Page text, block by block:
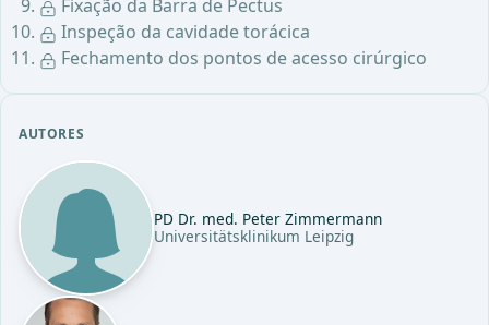
Fixação da Barra de Pectus
Inspeção da cavidade torácica
Fechamento dos pontos de acesso cirúrgico
AUTORES
PD Dr. med. Peter Zimmermann
Universitätsklinikum Leipzig